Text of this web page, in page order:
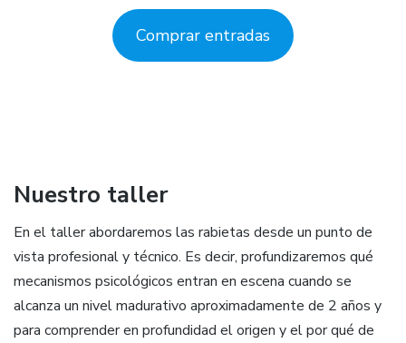
Comprar entradas
Nuestro taller
En el taller abordaremos las rabietas desde un punto de
vista profesional y técnico. Es decir, profundizaremos qué
mecanismos psicológicos entran en escena cuando se
alcanza un nivel madurativo aproximadamente de 2 años y
para comprender en profundidad el origen y el por qué de